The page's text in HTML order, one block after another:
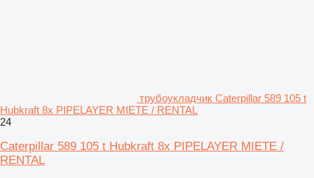
трубоукладчик Caterpillar 589 105 t
Hubkraft 8x PIPELAYER MIETE / RENTAL
24
Caterpillar 589 105 t Hubkraft 8x PIPELAYER MIETE /
RENTAL